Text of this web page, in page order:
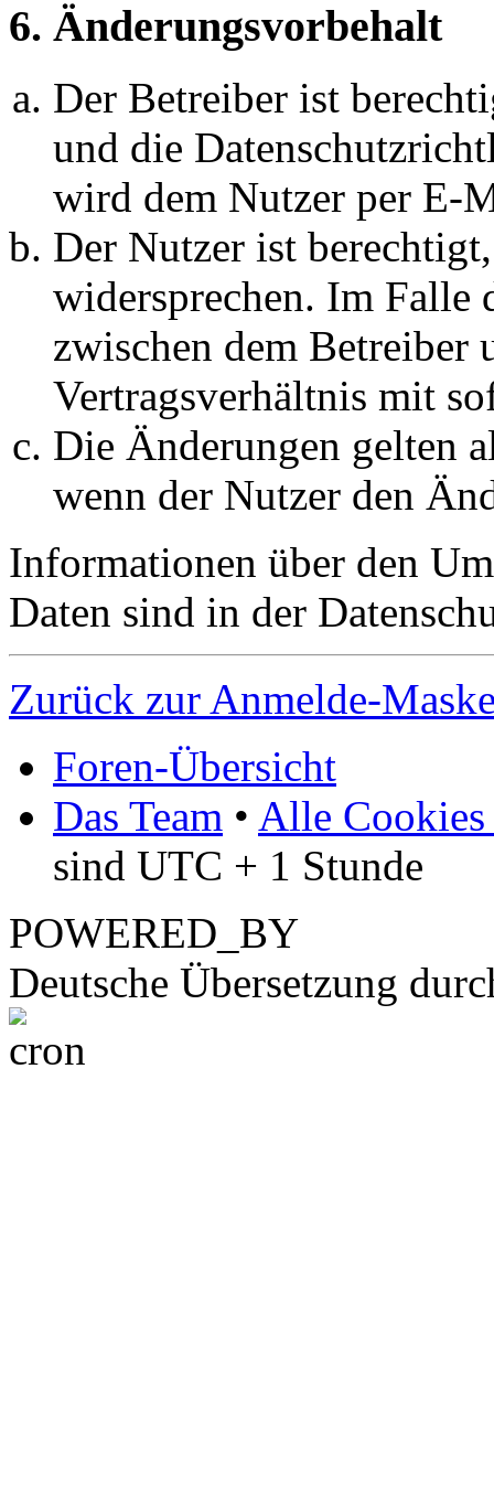
6. Änderungsvorbehalt
Der Betreiber ist
und die
wird dem Nutzer per E-
Der Nutzer ist
widersprechen. Im Falle
zwischen dem Betreiber
Vertragsverhältnis mit
Die Änderungen gelten
wenn der Nutzer den
Informationen über den
Daten sind in der
Zurück zur Anmelde-
Foren-Übersicht
Das Team • Alle Cookies
sind UTC + 1 Stunde
POWERED_BY
Deutsche Übersetzung